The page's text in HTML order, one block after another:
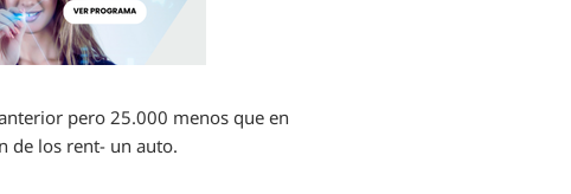
pero 25.000 menos que en
de los rent- un auto.